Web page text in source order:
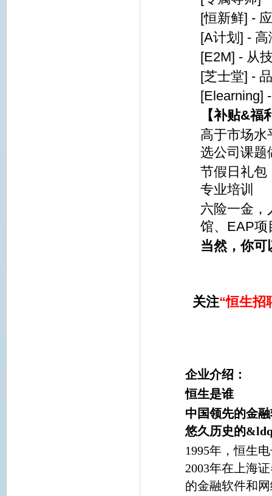
[恒新鲜] -
[A计划] -
[E2M] - 从
[芝士堂] -
[Elearning]
【补贴&福
高于市场
选公司课题
节假日
专业培训
六险一金，
馆、EAP
当然，你
关注“恒生招
企业介绍：
恒生是谁
中国领先的金
悠久历史的
1995年，恒生
2003年在上海
的金融软件和